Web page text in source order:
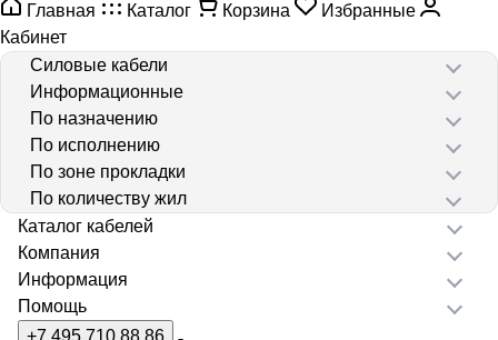
Главная
Каталог Корзина
Избранные
Кабинет
Силовые кабели
Информационные
По назначению
По исполнению
По зоне прокладки
По количеству жил
Каталог кабелей
Компания
Информация
Помощь